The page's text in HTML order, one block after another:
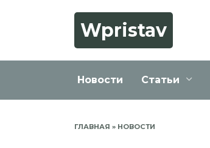
Wpristav
Новости Статьи
ГЛАВНАЯ » НОВОСТИ